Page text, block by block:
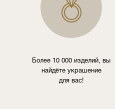
Более 10 000 изделий, вы
найдёте украшение
для вас!